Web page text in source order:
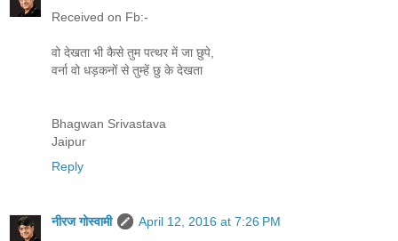
Received on Fb:-
वो देखता भी कैसे तुम पत्थर में जा छुपे,
वर्ना वो धड़कनों से तुम्हें छु के देखता
Bhagwan Srivastava
Jaipur
Reply
नीरज गोस्वामी
April 12, 2016 at 7:26 PM